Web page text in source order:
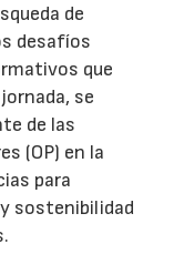
de
desafíos
que
se
de las
(OP) en la
para
sostenibilidad